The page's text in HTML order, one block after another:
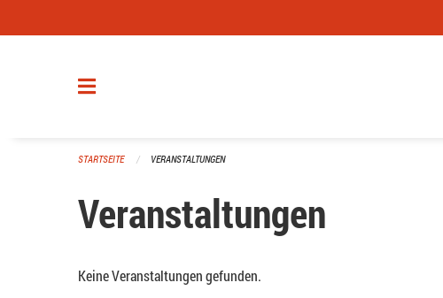
STARTSEITE VERANSTALTUNGEN
Veranstaltungen
Keine Veranstaltungen gefunden.